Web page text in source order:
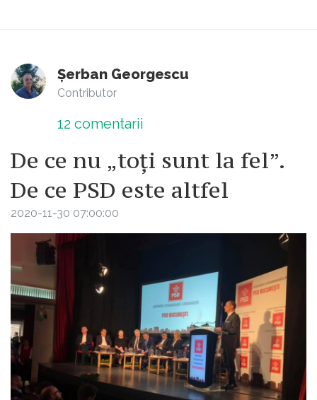
Șerban Georgescu
Contributor
12 comentarii
De ce nu „toți sunt la fel”.
De ce PSD este altfel
2020-11-30 07:00:00